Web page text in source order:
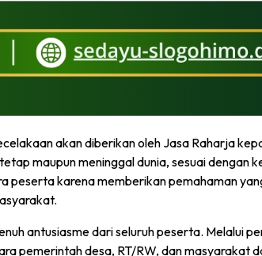
akan diberikan oleh Jasa Raharja
maupun meninggal dunia, sesuai dengan
peserta karena memberikan pemahaman
antusiasme dari seluruh peserta. Melalui
pemerintah desa, RT/RW, dan masyarakat